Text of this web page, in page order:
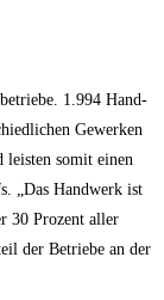
1.994 Hand­
Gewer­ken
leis­ten somit einen
„Das Hand­werk ist
30 Pro­zent aller
der Betrie­be an der